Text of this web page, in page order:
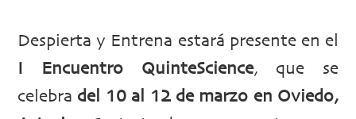
Despierta y Entrena estará presente en el
I Encuentro QuinteScience, que se
celebra del 10 al 12 de marzo en Oviedo,